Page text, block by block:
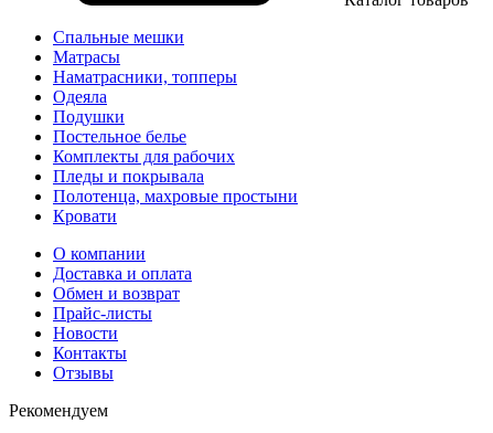
Спальные мешки
Матрасы
Наматрасники, топперы
Одеяла
Подушки
Постельное белье
Комплекты для рабочих
Пледы и покрывала
Полотенца, махровые простыни
Кровати
О компании
Доставка и оплата
Обмен и возврат
Прайс-листы
Новости
Контакты
Отзывы
Рекомендуем